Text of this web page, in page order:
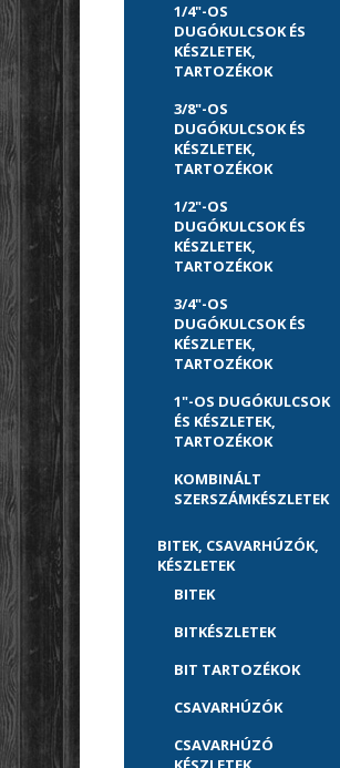
1/4"-OS
DUGÓKULCSOK ÉS
KÉSZLETEK,
TARTOZÉKOK
3/8"-OS
DUGÓKULCSOK ÉS
KÉSZLETEK,
TARTOZÉKOK
1/2"-OS
DUGÓKULCSOK ÉS
KÉSZLETEK,
TARTOZÉKOK
3/4"-OS
DUGÓKULCSOK ÉS
KÉSZLETEK,
TARTOZÉKOK
1"-OS DUGÓKULCSOK
ÉS KÉSZLETEK,
TARTOZÉKOK
KOMBINÁLT
SZERSZÁMKÉSZLETEK
BITEK, CSAVARHÚZÓK,
KÉSZLETEK
BITEK
BITKÉSZLETEK
BIT TARTOZÉKOK
CSAVARHÚZÓK
CSAVARHÚZÓ